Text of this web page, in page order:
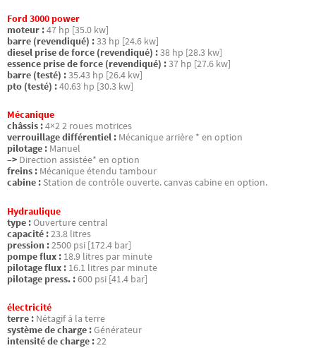
Ford 3000 power
moteur :47 hp [35.0 kw]
barre (revendiqué) :33 hp [24.6 kw]
diesel prise de force (revendiqué) :38 hp [28.3 kw]
essence prise de force (revendiqué) :37 hp [27.6 kw]
barre (testé) :35.43 hp [26.4 kw]
pto (testé) :40.63 hp [30.3 kw]
Mécanique
châssis :4×2 2 roues motrices
verrouillage différentiel : Mécanique arrière * en option
pilotage : Manuel
–> Direction assistée* en option
freins : Mécanique étendu tambour
cabine : Station de contrôle ouverte. canvas cabine en option.
Hydraulique
type :Ouverture central
capacité :23.8 litres
pression :2500 psi [172.4 bar]
pompe flux : 18.9 litres par minute
pilotage flux : 16.1 litres par minute
pilotage press. :600 psi [41.4 bar]
électricité
terre : Nétagif à la terre
système de charge :Générateur
intensité de charge :22